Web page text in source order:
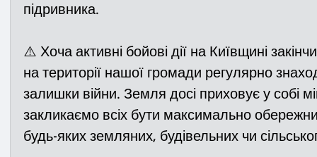
підривника.
⚠️ Хоча активні бойові дії на Київщині
на території нашої громади регулярно
залишки війни. Земля досі приховує у собі
закликаємо всіх бути максимально
будь-яких земляних, будівельних чи